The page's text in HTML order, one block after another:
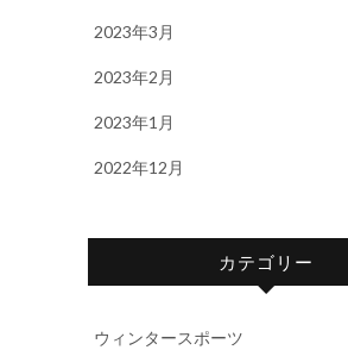
2023年3月
2023年2月
2023年1月
2022年12月
カテゴリー
ウィンタースポーツ